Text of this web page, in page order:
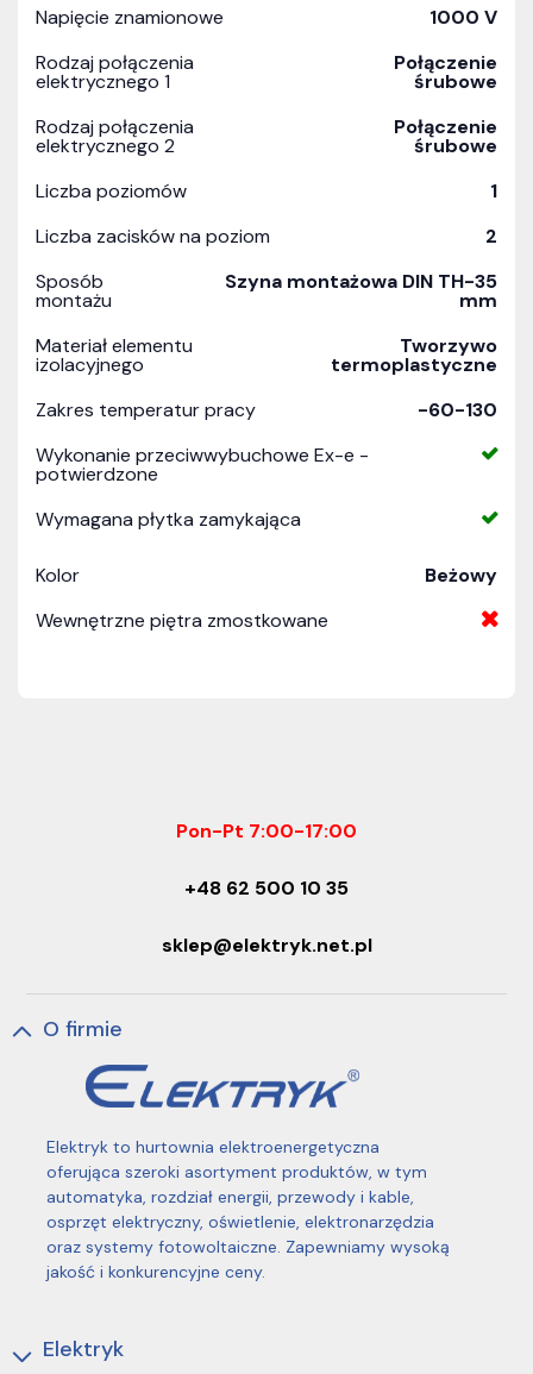
Napięcie znamionowe
1000 V
Rodzaj połączenia
elektrycznego 1
Połączenie
śrubowe
Rodzaj połączenia
elektrycznego 2
Połączenie
śrubowe
Liczba poziomów
1
Liczba zacisków na poziom
2
Sposób
montażu
Szyna montażowa DIN TH-35
mm
Materiał elementu
izolacyjnego
Tworzywo
termoplastyczne
Zakres temperatur pracy
-60-130
Wykonanie przeciwwybuchowe Ex-e -
potwierdzone
Wymagana płytka zamykająca
Kolor
Beżowy
Wewnętrzne piętra zmostkowane
Pon-Pt 7:00-17:00
+48 62 500 10 35
sklep@elektryk.net.pl
O firmie
Elektryk to hurtownia elektroenergetyczna
oferująca szeroki asortyment produktów, w tym
automatyka, rozdział energii, przewody i kable,
osprzęt elektryczny, oświetlenie, elektronarzędzia
oraz systemy fotowoltaiczne. Zapewniamy wysoką
jakość i konkurencyjne ceny.
Elektryk